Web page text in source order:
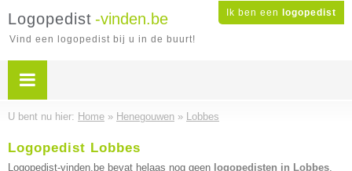
Ik ben een logopedist
Logopedist -vinden.be
Vind een logopedist bij u in de buurt!
U bent nu hier: Home » Henegouwen » Lobbes
Logopedist Lobbes
Logopedist-vinden.be bevat helaas nog geen logopedisten in Lobbes.